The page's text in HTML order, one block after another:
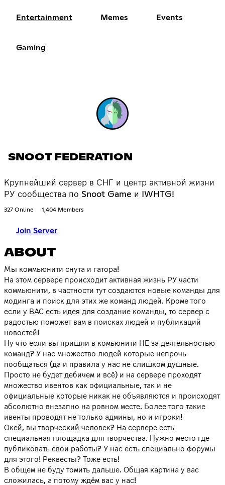
Entertainment Memes Events
Gaming
SNOOT FEDERATION
Крупнейший сервер в СНГ и центр активной жизни
РУ сообщества по Snoot Game и IWHTG!
327 Online 1,404 Members
Join Server
ABOUT
Мы коммьюнити снута и гатора!
На этом сервере происходит активная жизнь РУ части
коммьюнити, в частности тут создаются новые команды для
модинга и поиск для этих же команд людей. Кроме того
если у ВАС есть идея для создание команды, то сервер с
радостью поможет вам в поисках людей и публикаций
новостей!
Ну что если вы пришли в комьюнити НЕ за деятельностью
команд? У нас множество людей которые непрочь
пообщаться (да и правила у нас не слишком душные.
Просто не будет дебичем и всё) и на сервере проходят
множество ивентов как официальные, так и не
официальные которые никак не объявляются и происходят
абсолютно внезапно на ровном месте. Более того такие
ивенты проводят не только админы, но и игроки!
Окей, вы творческий человек? На сервере есть
специальная площадка для творчества. Нужно место где
публиковать свои работы? У нас есть специально форумы
для этого! Реквесты? Тоже есть!
В общем не буду томить дальше. Общая картина у вас
сложилась, а потому ждём вас у нас!